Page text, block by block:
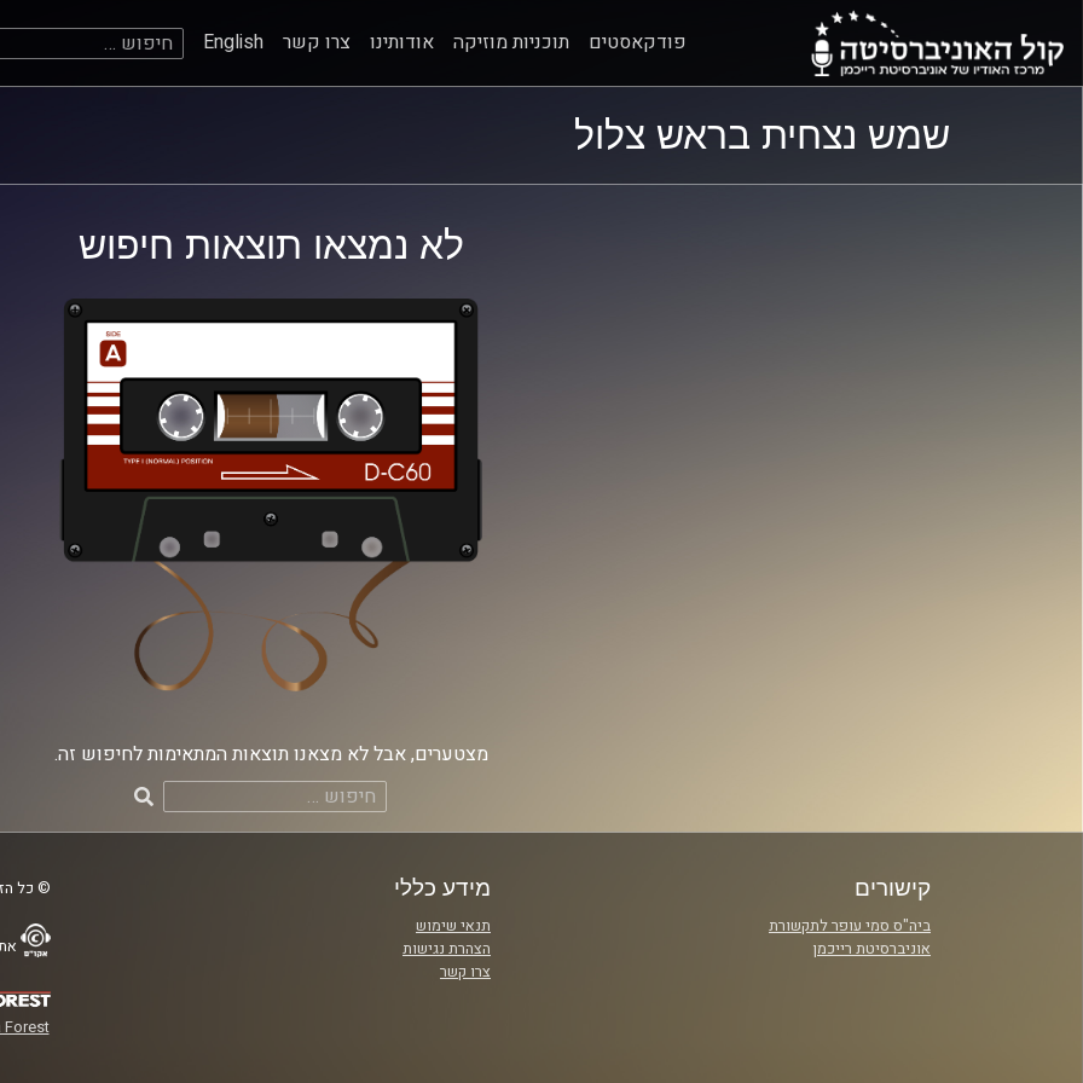
פודקאסטים תוכניות מוזיקה אודותינו צרו קשר English חיפוש:
שמש נצחית בראש צלול
לא נמצאו תוצאות חיפוש
מצטערים, אבל לא מצאנו תוצאות המתאימות לחיפוש זה.
חיפוש:
קישורים
ביה"ס סמי עופר לתקשורת
אוניברסיטת רייכמן
מידע כללי
תנאי שימוש
הצהרת נגישות
צרו קשר
© כל
Forest